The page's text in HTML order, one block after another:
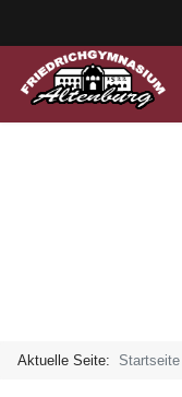
Aktuelle Seite: Startseite